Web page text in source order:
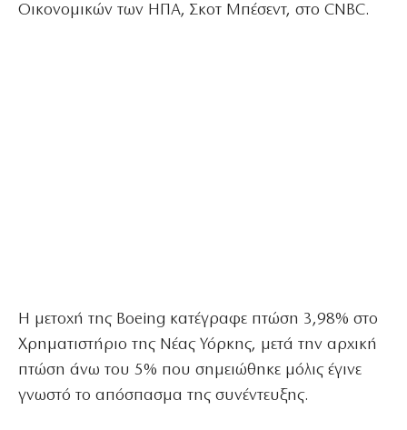
Οικονομικών των ΗΠΑ, Σκοτ Μπέσεντ, στο CNBC.
Η μετοχή της Boeing κατέγραφε πτώση 3,98% στο
Χρηματιστήριο της Νέας Υόρκης, μετά την αρχική
πτώση άνω του 5% που σημειώθηκε μόλις έγινε
γνωστό το απόσπασμα της συνέντευξης.